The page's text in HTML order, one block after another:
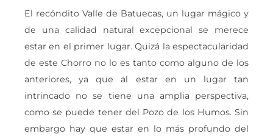
El recóndito Valle de Batuecas, un lugar mágico y
de una calidad natural excepcional se merece
estar en el primer lugar. Quizá la espectacularidad
de este Chorro no lo es tanto como alguno de los
anteriores, ya que al estar en un lugar tan
intrincado no se tiene una amplia perspectiva,
como se puede tener del Pozo de los Humos. Sin
embargo hay que estar en lo más profundo del